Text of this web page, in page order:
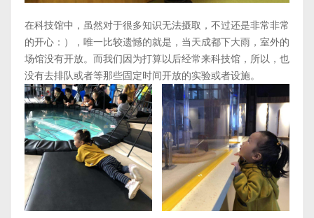
在科技馆中，虽然对于很多知识无法摄取，不过还是非常非常
的开心：），唯一比较遗憾的就是，当天成都下大雨，室外的
场馆没有开放。而我们因为打算以后经常来科技馆，所以，也
没有去排队或者等那些固定时间开放的实验或者设施。